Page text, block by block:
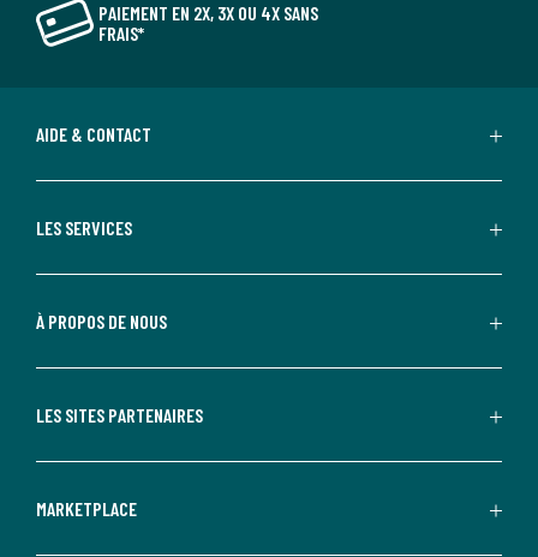
PAIEMENT EN 2X, 3X OU 4X SANS
FRAIS*
AIDE & CONTACT
LES SERVICES
À PROPOS DE NOUS
LES SITES PARTENAIRES
MARKETPLACE